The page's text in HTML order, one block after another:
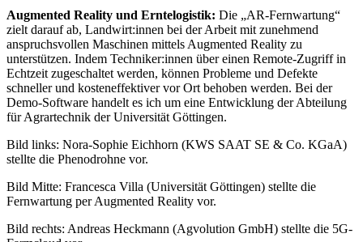
Augmented Reality und Erntelogistik: Die „AR-Fernwartung“
zielt darauf ab, Landwirt:innen bei der Arbeit mit zunehmend
anspruchsvollen Maschinen mittels Augmented Reality zu
unterstützen. Indem Techniker:innen über einen Remote-Zugriff in
Echtzeit zugeschaltet werden, können Probleme und Defekte
schneller und kosteneffektiver vor Ort behoben werden. Bei der
Demo-Software handelt es ich um eine Entwicklung der Abteilung
für Agrartechnik der Universität Göttingen.
Bild links: Nora-Sophie Eichhorn (KWS SAAT SE & Co. KGaA)
stellte die Phenodrohne vor.
Bild Mitte: Francesca Villa (Universität Göttingen) stellte die
Fernwartung per Augmented Reality vor.
Bild rechts: Andreas Heckmann (Agvolution GmbH) stellte die 5G-